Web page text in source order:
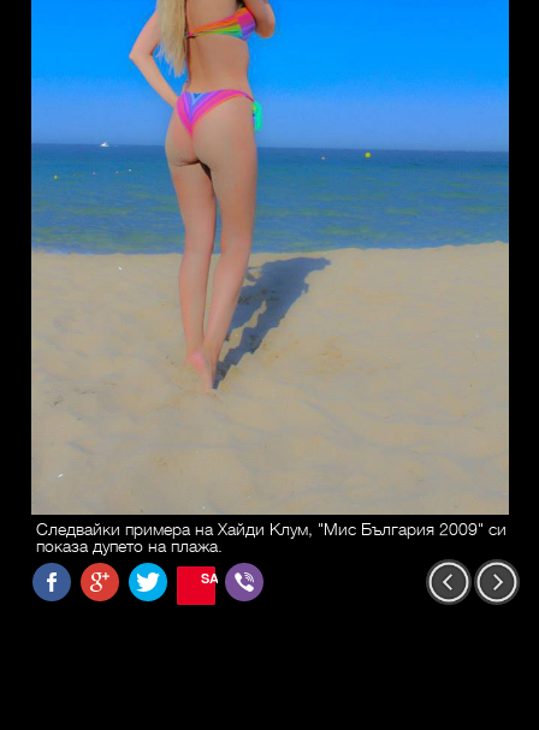
Следвайки примера на Хайди Клум, "Мис България 2009" си
показа дупето на плажа.
SAVE